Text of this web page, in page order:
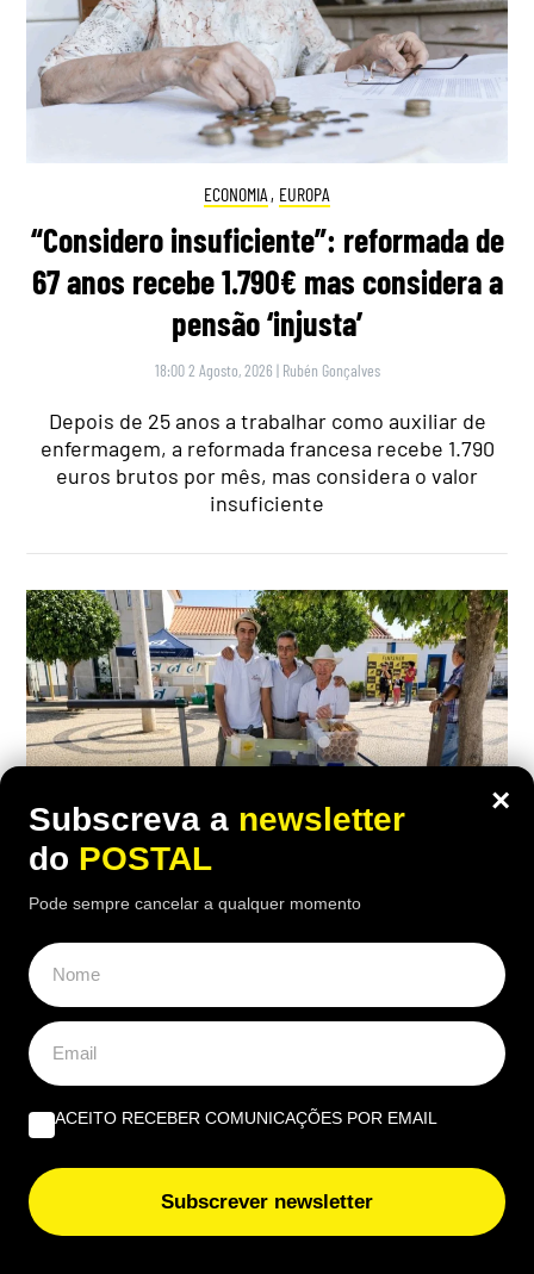
ECONOMIA , EUROPA
“Considero insuficiente”: reformada de
67 anos recebe 1.790€ mas considera a
pensão ‘injusta’
18:00 2 Agosto, 2026 | Rubén Gonçalves
Depois de 25 anos a trabalhar como auxiliar de
enfermagem, a reformada francesa recebe 1.790
euros brutos por mês, mas considera o valor
insuficiente
ALGARVE,NACIONAL
Tiago viveu em Castro Marim e trocou a
engenharia pelos gelados artesanais da
07:00 2 Agosto, 2026|JN
Após uma década na engenharia, Tiago Correia
regressou a Mértola para dar futuro aos gelados
×
Subscreva a newsletter
do POSTAL
Pode sempre cancelar a qualquer momento
ACEITO RECEBER COMUNICAÇÕES POR EMAIL
Subscrever newsletter